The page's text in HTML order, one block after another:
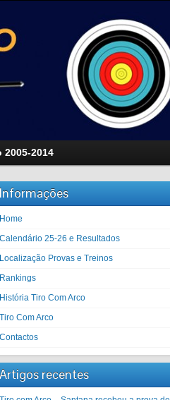
2005-2014
Informações
Home
Calendário 25-26 e Resultados
Localização Provas e Treinos
Rankings
História Tiro Com Arco
Tiro Com Arco
Contactos
Artigos recentes